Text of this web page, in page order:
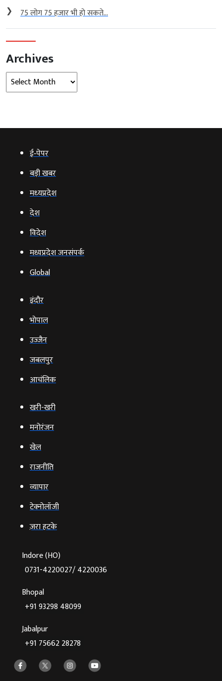
❯ 75 लोग 75 हजार भी हो सकते...
Archives
Archives
ई‑पेपर
बड़ी खबर
मध्‍यप्रदेश
देश
विदेश
मध्यप्रदेश जनसंपर्क
Global
इंदौर
भोपाल
उज्‍जैन
जबलपुर
आचंलिक
खरी-खरी
मनोरंजन
खेल
राजनीति
व्‍यापार
टेक्‍नोलॉजी
ज़रा हटके
Indore (HO)
0731-4220027/ 4220036
Bhopal
+91 93298 48099
Jabalpur
+91 75662 28278